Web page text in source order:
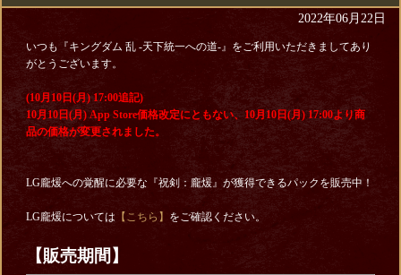
2022年06月22日
いつも『キングダム 乱 -天下統一への道-』をご利用いただきましてあり
がとうございます。
(10月10日(月) 17:00追記)
10月10日(月) App Store価格改定にともない、10月10日(月) 17:00より商
品の価格が変更されました。
LG龐煖への覚醒に必要な『祝剣：龐煖』が獲得できるパックを販売中！
LG龐煖については 【こちら】 をご確認ください。
【販売期間】